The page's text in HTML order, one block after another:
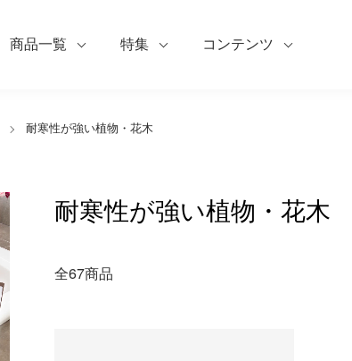
商品一覧 特集 コンテンツ
耐寒性が強い植物・花木
耐寒性が強い植物・花木
全67商品